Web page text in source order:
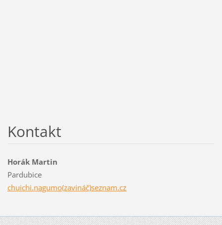
Kontakt
Horák Martin
Pardubice
chuichi.nagumo(zavináč)seznam.cz